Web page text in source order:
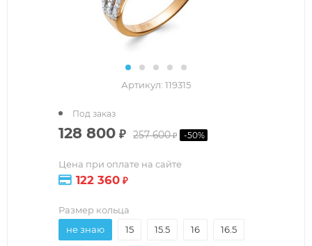
Артикул: 119315
128 800 ₽ 257 600₽ -50%
Цена при оплате на сайте
122 360 ₽
Под заказ
Размер кольца
не знаю
15 15.5 16 16.5